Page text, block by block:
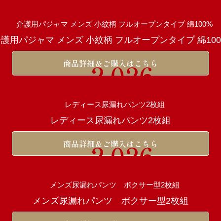
用パジャマ メンズ 小紋柄 フルオープンタイプ 綿
商品詳細＆ご購入はこちら
2,026円（税込）
レディース尿漏れパンツ2枚組
商品詳細＆ご購入はこちら
2,026円（税込）
メンズ尿漏れパンツ ボクサー型2枚組